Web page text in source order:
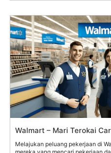
Walmart – Mari Terokai
Melajukan peluang pekerjaan di
mereka yang mencari pekerjaan